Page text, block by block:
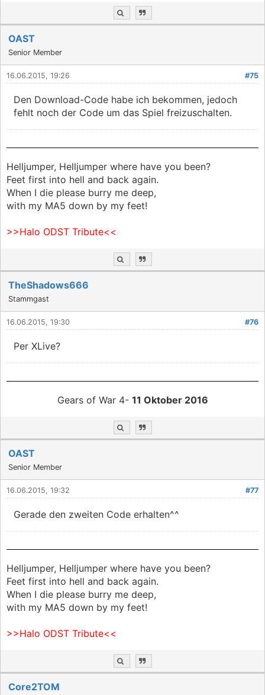
OAST
Senior Member
#75
16.06.2015, 19:26
Den Download-Code habe ich bekommen, jedoch
fehlt noch der Code um das Spiel freizuschalten.
Helljumper, Helljumper where have you been?
Feet first into hell and back again.
When I die please burry me deep,
with my MA5 down by my feet!
>>Halo ODST Tribute<<
TheShadows666
Stammgast
#76
16.06.2015, 19:30
Per XLive?
Gears of War 4- 11 Oktober 2016
OAST
Senior Member
#77
16.06.2015, 19:32
Gerade den zweiten Code erhalten^^
Helljumper, Helljumper where have you been?
Feet first into hell and back again.
When I die please burry me deep,
with my MA5 down by my feet!
>>Halo ODST Tribute<<
Core2TOM